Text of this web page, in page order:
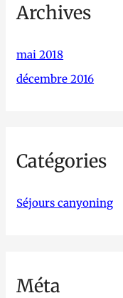
Archives
mai 2018
décembre 2016
Catégories
Séjours canyoning
Méta